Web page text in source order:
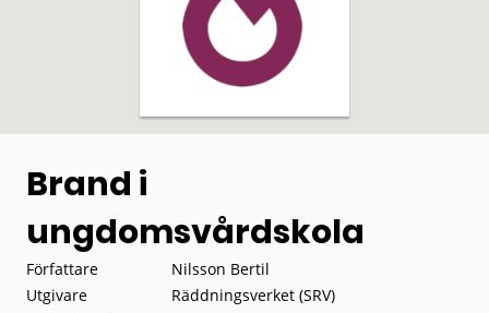
Brand i
ungdomsvårdskola
Författare
Nilsson Bertil
Utgivare
Räddningsverket (SRV)